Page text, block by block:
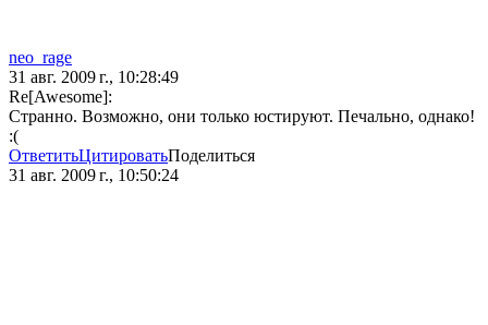
neo_rage
31 авг. 2009 г., 10:28:49
Re[Awesome]:
Странно. Возможно, они только юстируют. Печально, однако!
:(
ОтветитьЦитироватьПоделиться
31 авг. 2009 г., 10:50:24